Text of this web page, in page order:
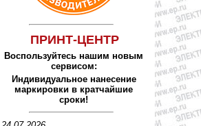
ПРИНТ-ЦЕНТР
Воспользуйтесь нашим новым
сервисом:
Индивидуальное нанесение
маркировки в кратчайшие
сроки!